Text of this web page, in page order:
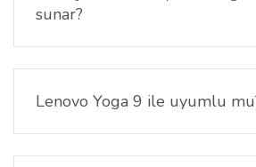
sunar?
Ekran netliğini ve renk doygunluğunu
ve lekelere karşı dayanıklılık sağlar.
ekranınızın parlak görünmesini korur.
Lenovo Yoga 9 ile uyumlu
Evet, 14 inç 16:10 formatındaki
14ILL10 83LC0043TR notebook